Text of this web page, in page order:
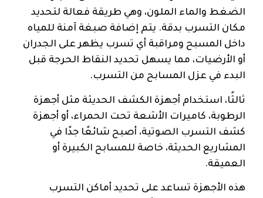
الضغط والماء الملون، وهي طريقة فعالة لتحديد
مكان التسرب بدقة. يتم إضافة صبغة آمنة للمياه
داخل المسبح ومراقبة أي تسرب يظهر على الجدران
أو الأرضيات، مما يسهل تحديد النقاط الحرجة قبل
البدء في عزل المسابح من التسرب.
ثالثًا، استخدام أجهزة الكشف الحديثة مثل أجهزة
الرطوبة، كاميرات الأشعة تحت الحمراء، أو أجهزة
كشف التسرب الصوتية، أصبح شائعًا جدًا في
المشاريع الحديثة، خاصة للمسابح الكبيرة أو
العميقة.
هذه الأجهزة تساعد على تحديد أماكن التسرب